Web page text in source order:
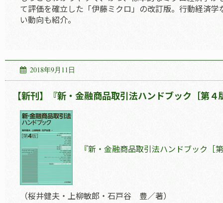
て評価を確立した「伊藤ミクロ」の改訂版。行動経済
い動向も紹介。
2018年9月11日
【新刊】『新・金融商品取引法ハンドブック［第
『新・金融商品取引法ハンドブック［
（桜井健夫・上柳敏郎・石戸谷 豊／著）